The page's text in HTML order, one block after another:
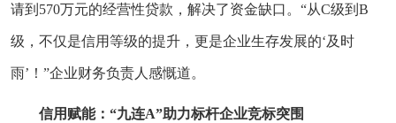
请到570万元的经营性贷款，解决了资金缺口。“从C级到B
级，不仅是信用等级的提升，更是企业生存发展的‘及时
雨’！”企业财务负责人感慨道。
信用赋能：“九连A”助力标杆企业竞标突围